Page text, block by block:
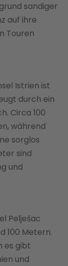
sandiger
auf ihre
Touren
Istrien ist
durch ein
Circa 100
während
sorglos
sind
und
Pelješac
100 Metern.
es gibt
und